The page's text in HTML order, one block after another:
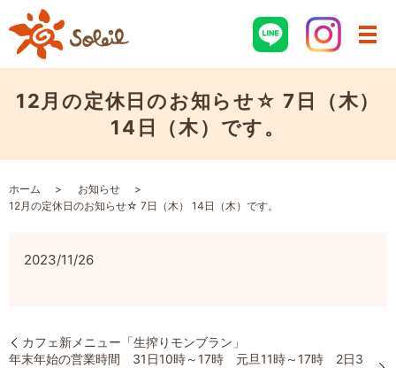
12月の定休日のお知らせ☆ 7日（木）
14日（木）です。
ホーム
お知らせ
12月の定休日のお知らせ☆ 7日（木） 14日（木）です。
2023/11/26
カフェ新メニュー「生搾りモンブラン」
年末年始の営業時間 31日10時～17時 元旦11時～17時 2日3